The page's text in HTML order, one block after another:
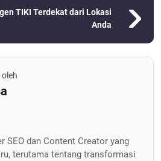
TIKI Terdekat dari Lokasi
Anda
oleh
SEO dan Content Creator yang
terutama tentang transformasi